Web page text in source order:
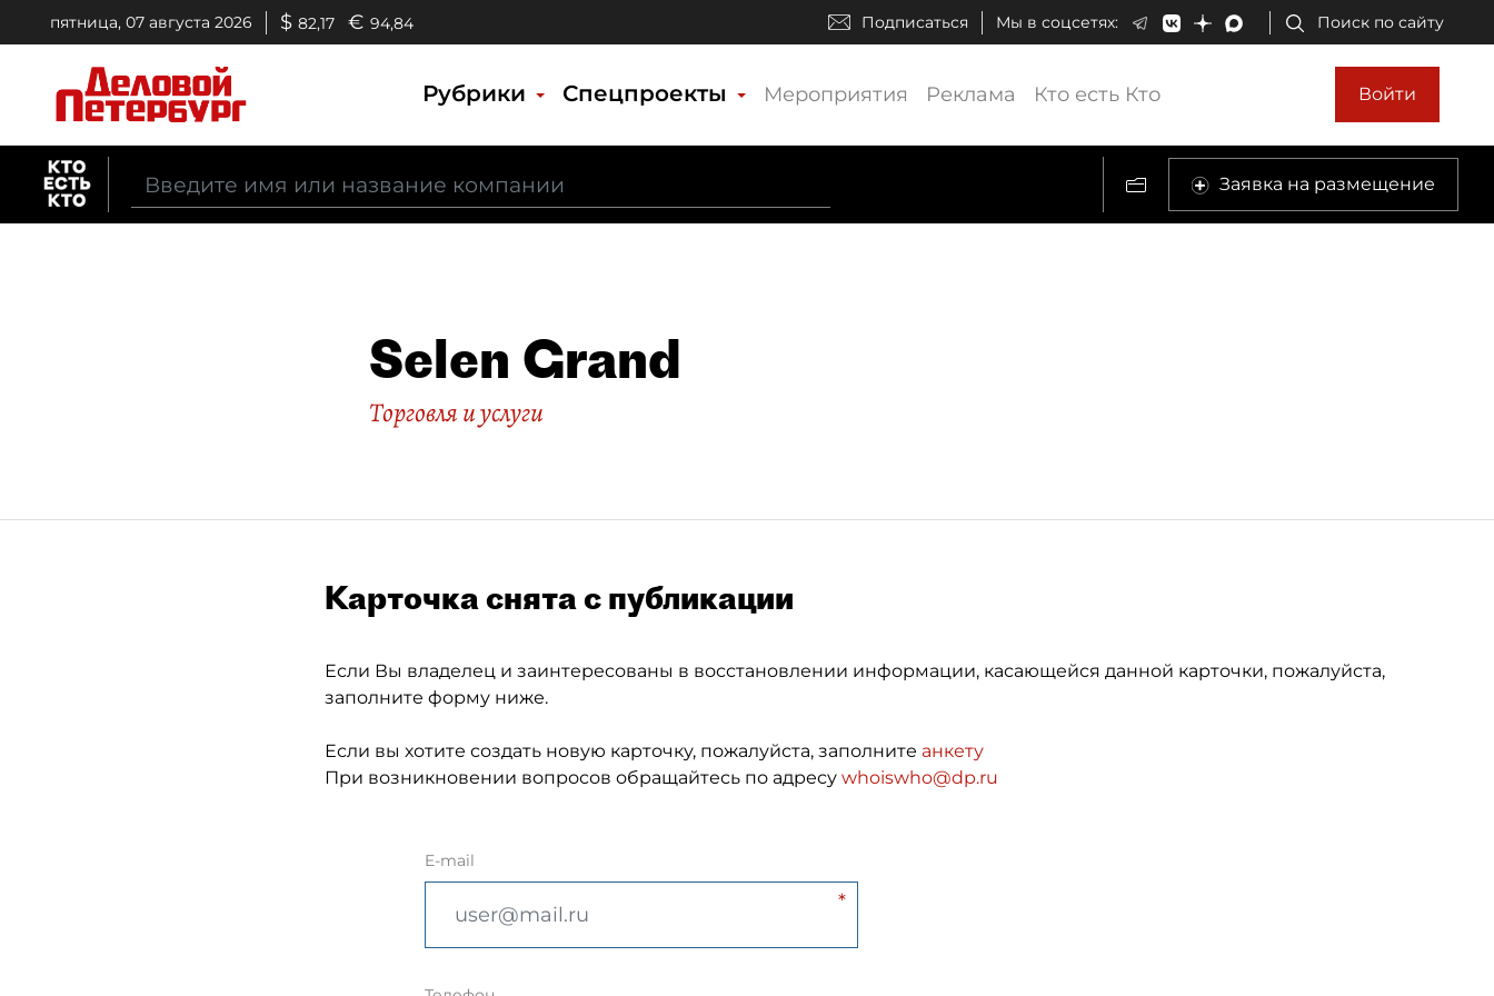
пятница, 07 августа 2026 $ 82,17 € 94,84 Подписаться Мы в соцсетях: Поиск по сайту
Рубрики Спецпроекты Мероприятия Реклама Кто есть Кто Войти
Заявка на размещение
Selen Grand
Торговля и услуги
Карточка снята с публикации
Если Вы владелец и заинтересованы в восстановлении информации, касающейся данной карточки, пожалуйста,
заполните форму ниже.
Если вы хотите создать новую карточку, пожалуйста, заполните анкету
При возникновении вопросов обращайтесь по адресу whoiswho@dp.ru
E-mail